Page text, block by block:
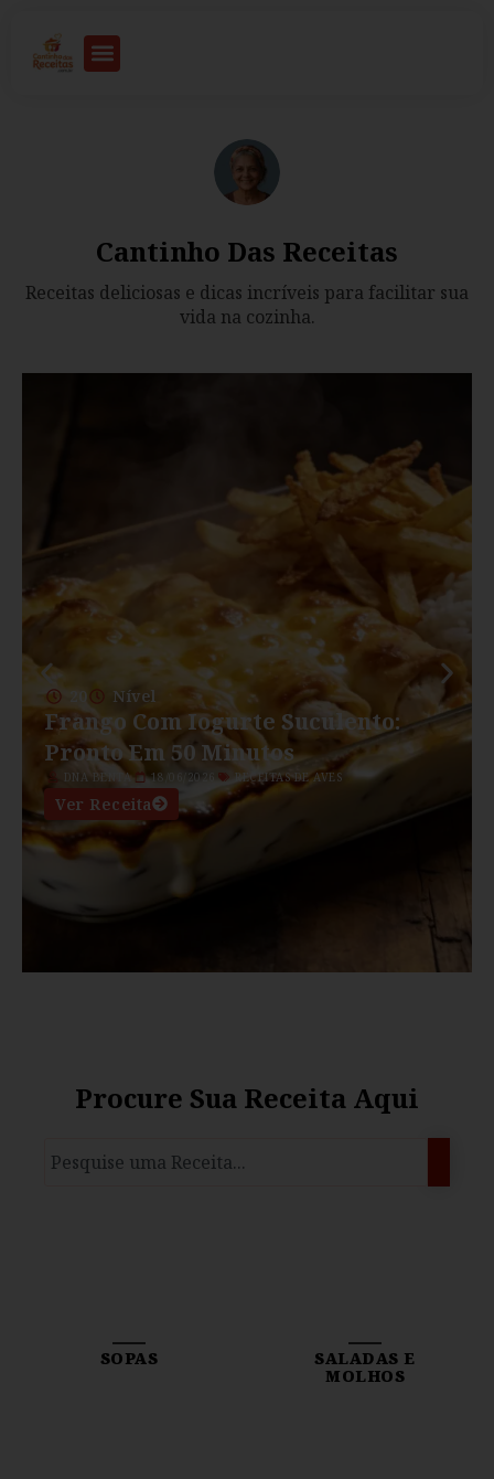
Cantinho Das Receitas
Receitas deliciosas e dicas incríveis para facilitar sua
vida na cozinha.
20 Nível
Frango Com Iogurte Suculento:
Pronto Em 50 Minutos
DNA BENTA 18/06/2026 RECEITAS DE AVES
Ver Receita
Procure Sua Receita Aqui
SOPAS
SALADAS E
MOLHOS